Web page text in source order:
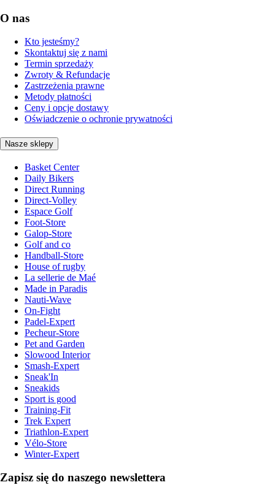
O nas
Kto jesteśmy?
Skontaktuj się z nami
Termin sprzedaży
Zwroty & Refundacje
Zastrzeżenia prawne
Metody płatności
Ceny i opcje dostawy
Oświadczenie o ochronie prywatności
Nasze sklepy
Basket Center
Daily Bikers
Direct Running
Direct-Volley
Espace Golf
Foot-Store
Galop-Store
Golf and co
Handball-Store
House of rugby
La sellerie de Maé
Made in Paradis
Nauti-Wave
On-Fight
Padel-Expert
Pecheur-Store
Pet and Garden
Slowood Interior
Smash-Expert
Sneak'In
Sneakids
Sport is good
Training-Fit
Trek Expert
Triathlon-Expert
Vélo-Store
Winter-Expert
Zapisz się do naszego newslettera